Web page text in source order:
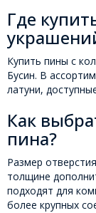
Где
Купить пины с
Бусин. В
латуни,
Как
пина?
Размер
толщине
подходят для
более крупных